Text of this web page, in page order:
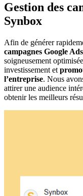
Gestion des
Synbox
Afin de générer
campagnes Google Ads
soigneusement
investissement et
l’entreprise. Nous
attirer une audience
obtenir les meilleurs